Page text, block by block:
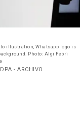
illustration, Whatsapp logo is
Photo: Algi Febri
- ARCHIVO